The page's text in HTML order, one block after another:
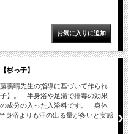
杉っ子】
義晴先生の指導に基づいて作られ
】。 半身浴や足湯で排毒の効果
成分の入った入浴料です。 身体
身浴よりも汗の出る量が多いと実感